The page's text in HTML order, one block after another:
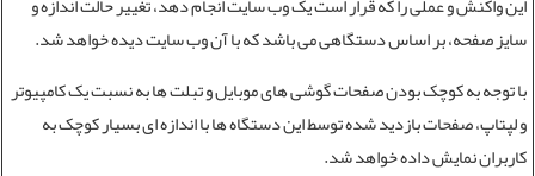
سایز صفحه، بر اساس دستگاهی می باشد که با آن وب سایت دیده خواهد شد.
با توجه به کوچک بودن صفحات گوشی های موبایل و تبلت ها به نسبت یک کامپیوتر
و لپتاپ، صفحات بازدید شده توسط این دستگاه ها با اندازه ای بسیار کوچک به
کاربران نمایش داده خواهد شد.